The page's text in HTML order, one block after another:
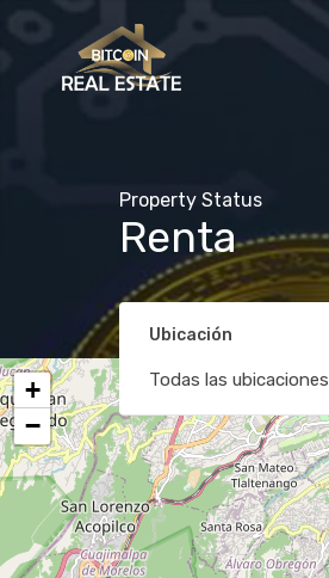
Property Status
Renta
Ubicación
Todas las ubicaciones
+
−